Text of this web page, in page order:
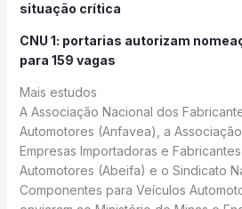
situação crítica
CNU 1: portarias autorizam
para 159 vagas
Mais estudos
A Associação Nacional dos
Automotores (Anfavea), a
Empresas Importadoras e
Automotores (Abeifa) e o Sindicato
Componentes para Veículos